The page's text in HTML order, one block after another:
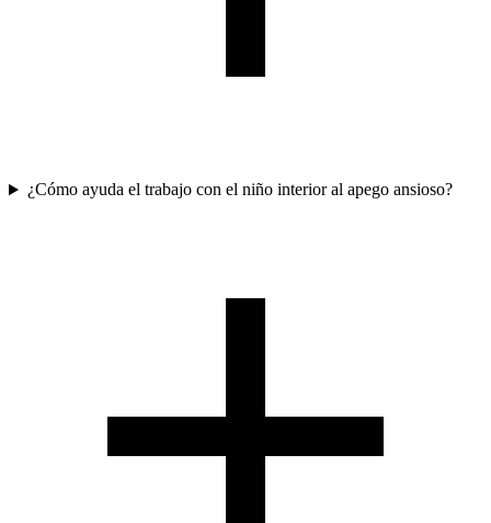
¿Cómo ayuda el trabajo con el niño interior al apego ansioso?